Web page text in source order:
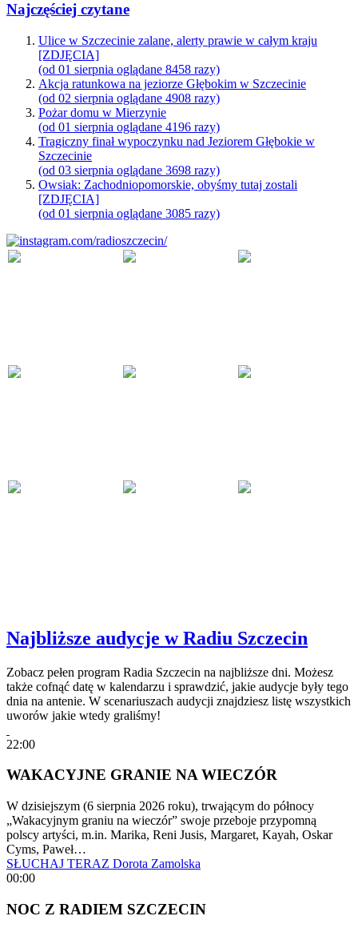
Najczęściej czytane
Ulice w Szczecinie zalane, alerty prawie w całym kraju
[ZDJĘCIA]
(od 01 sierpnia oglądane 8458 razy)
Akcja ratunkowa na jeziorze Głębokim w Szczecinie
(od 02 sierpnia oglądane 4908 razy)
Pożar domu w Mierzynie
(od 01 sierpnia oglądane 4196 razy)
Tragiczny finał wypoczynku nad Jeziorem Głębokie w
Szczecinie
(od 03 sierpnia oglądane 3698 razy)
Owsiak: Zachodniopomorskie, obyśmy tutaj zostali
[ZDJĘCIA]
(od 01 sierpnia oglądane 3085 razy)
Najbliższe audycje w Radiu Szczecin
Zobacz pełen program Radia Szczecin na najbliższe dni. Możesz
także cofnąć datę w kalendarzu i sprawdzić, jakie audycje były tego
dnia na antenie. W scenariuszach audycji znajdziesz listę wszystkich
uworów jakie wtedy graliśmy!
22:00
WAKACYJNE GRANIE NA WIECZÓR
W dzisiejszym (6 sierpnia 2026 roku), trwającym do północy
„Wakacyjnym graniu na wieczór” swoje przeboje przypomną
polscy artyści, m.in. Marika, Reni Jusis, Margaret, Kayah, Oskar
Cyms, Paweł…
SŁUCHAJ TERAZ Dorota Zamolska
00:00
NOC Z RADIEM SZCZECIN